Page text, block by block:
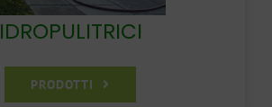
IDROPULITRICI
PRODOTTI